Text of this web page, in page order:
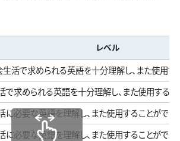
レベル
生活で求められる英語を十分理解し、 また使用す
で求められる英語を十分理解し、 また使用するこ
に必要な英語を理解し、 また使用することができ
に必要な英語を理解し、 また使用することができ